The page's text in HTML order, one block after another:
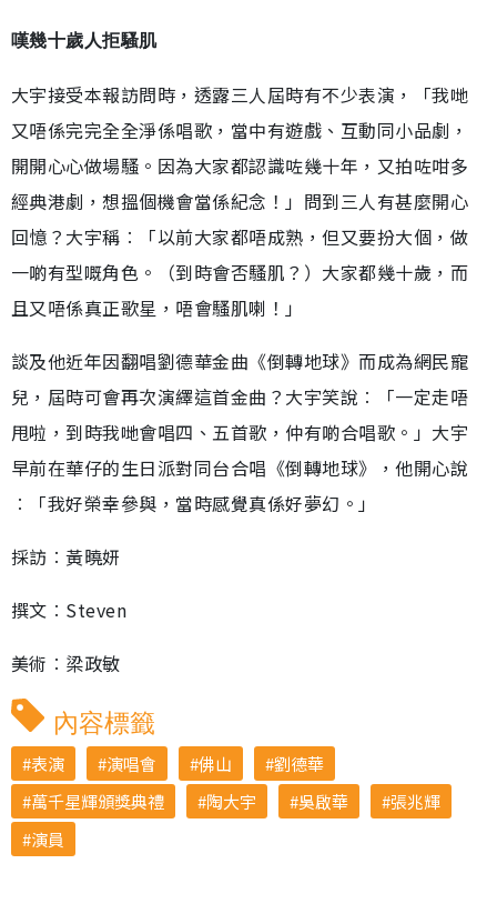
嘆幾十歲人拒騷肌
大宇接受本報訪問時，透露三人屆時有不少表演，「我哋
又唔係完完全全淨係唱歌，當中有遊戲、互動同小品劇，
開開心心做場騷。因為大家都認識咗幾十年，又拍咗咁多
經典港劇，想搵個機會當係紀念！」問到三人有甚麼開心
回憶？大宇稱︰「以前大家都唔成熟，但又要扮大個，做
一啲有型嘅角色。（到時會否騷肌？）大家都幾十歲，而
且又唔係真正歌星，唔會騷肌喇！」
談及他近年因翻唱劉德華金曲《倒轉地球》而成為網民寵
兒，屆時可會再次演繹這首金曲？大宇笑說︰「一定走唔
甩啦，到時我哋會唱四、五首歌，仲有啲合唱歌。」大宇
早前在華仔的生日派對同台合唱《倒轉地球》，他開心說
︰「我好榮幸參與，當時感覺真係好夢幻。」
採訪︰黃曉妍
撰文︰Steven
美術︰梁政敏
內容標籤
表演 演唱會 佛山
劉德華
萬千星輝頒獎典禮
陶大宇 吳啟華
張兆輝
演員